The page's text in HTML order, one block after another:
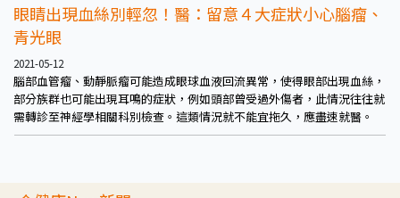
眼睛出現血絲別輕忽！醫：留意４大症狀小心腦瘤、
青光眼
2021-05-12
腦部血管瘤、動靜脈瘤可能造成眼球血液回流異常，使得眼部出現血絲，
部分族群也可能出現耳鳴的症狀，例如頭部曾受過外傷者，此情況往往就
需轉診至神經學相關科別檢查。這類情況就不能宜拖久，應盡速就醫。